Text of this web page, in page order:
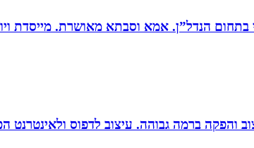
הנדל”ן. אמא וסבתא מאושרת. ‏מייסדת
משנת 2004 ומציע מגוון שירותי עיצוב והפקה ברמה גבוהה.